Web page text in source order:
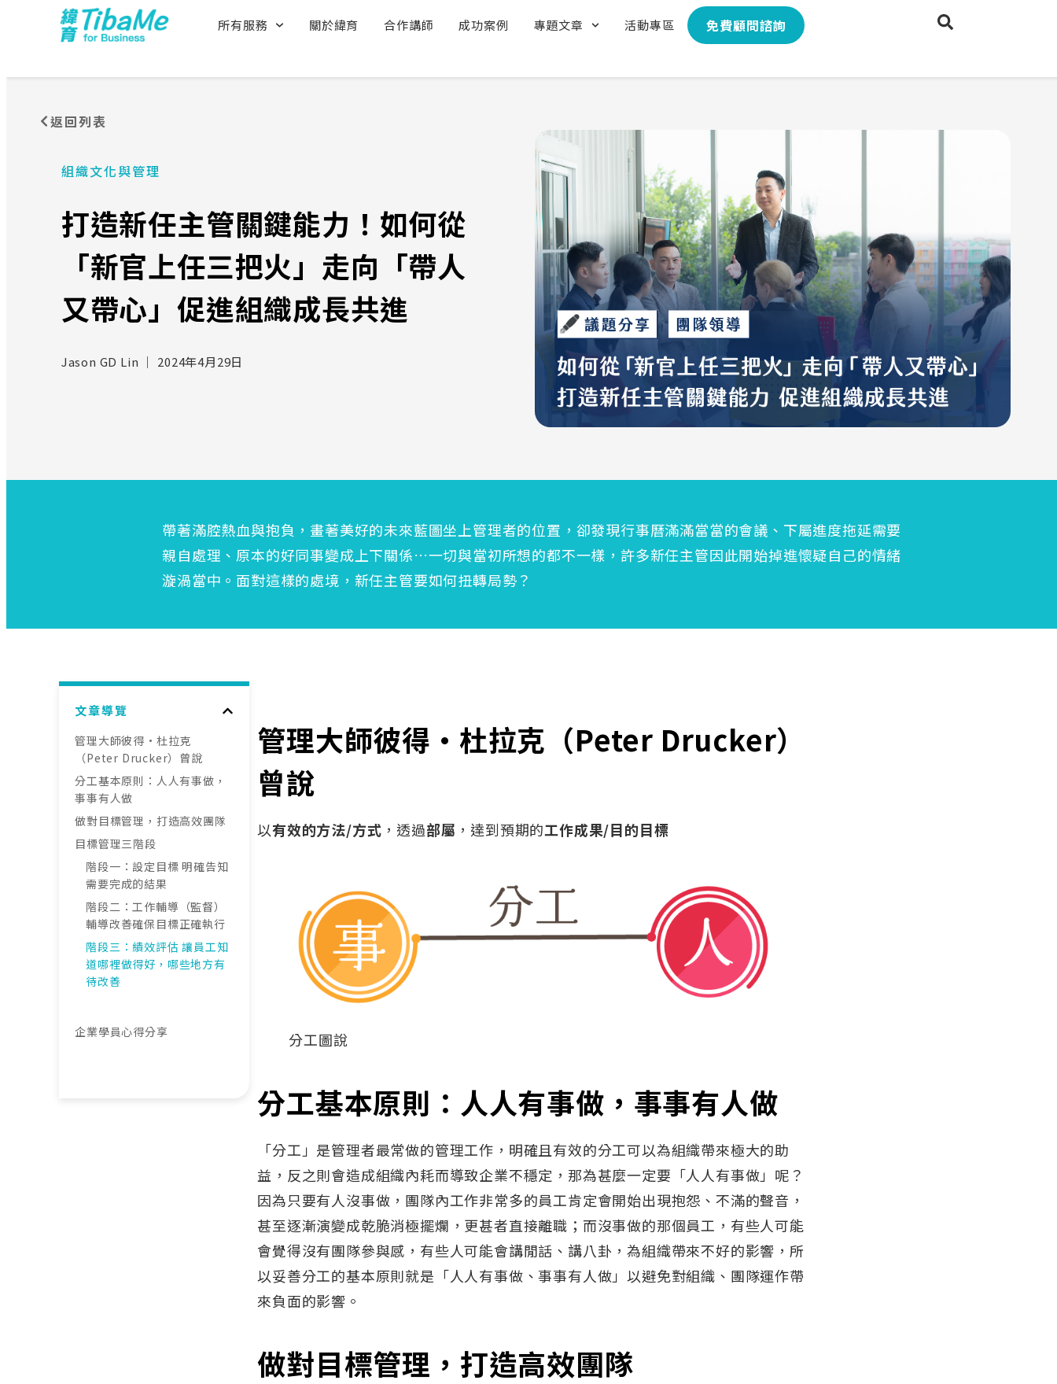
所有服務 關於緯育 合作講師 成功案例 專題文章 活動專區 免費顧問諮詢
返回列表
組織文化與管理
打造新任主管關鍵能力！如何從
「新官上任三把火」走向「帶人
又帶心」促進組織成長共進
Jason GD Lin ｜ 2024年4月29日
帶著滿腔熱血與抱負，畫著美好的未來藍圖坐上管理者的位置，卻發現行事曆滿滿當當的會議、下屬進度拖延需要
親自處理、原本的好同事變成上下關係…一切與當初所想的都不一樣，許多新任主管因此開始掉進懷疑自己的情緒
漩渦當中。面對這樣的處境，新任主管要如何扭轉局勢？
文章導覽
管理大師彼得·杜拉克
（Peter Drucker）曾說
分工基本原則：人人有事做，
事事有人做
做對目標管理，打造高效團隊
目標管理三階段
階段一：設定目標 明確告知
需要完成的結果
階段二：工作輔導（監督）
輔導改善確保目標正確執行
階段三：績效評估 讓員工知
道哪裡做得好，哪些地方有
待改善
企業學員心得分享
管理大師彼得·杜拉克（Peter Drucker）
曾說
以有效的方法/方式 ，透過部屬 ，達到預期的工作成果/目的目標
分工圖說
分工基本原則：人人有事做，事事有人做
「分工」是管理者最常做的管理工作，明確且有效的分工可以為組織帶來極大的助
益，反之則會造成組織內耗而導致企業不穩定，那為甚麼一定要「人人有事做」呢？
因為只要有人沒事做，團隊內工作非常多的員工肯定會開始出現抱怨、不滿的聲音，
甚至逐漸演變成乾脆消極擺爛，更甚者直接離職；而沒事做的那個員工，有些人可能
會覺得沒有團隊參與感，有些人可能會講閒話、講八卦，為組織帶來不好的影響，所
以妥善分工的基本原則就是「人人有事做、事事有人做」以避免對組織、團隊運作帶
來負面的影響。
做對目標管理，打造高效團隊